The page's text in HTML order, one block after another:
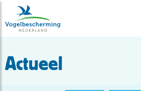
Actueel